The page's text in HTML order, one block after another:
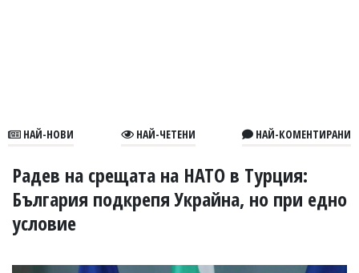
В
УКРАЙНА
СПОРТ
РАЗСЛЕДВАНЕ
БИЗНЕС
НАЙ-НОВИ НАЙ-ЧЕТЕНИ НАЙ-КОМЕНТИРАНИ
Радев на срещата на НАТО в Турция:
България подкрепя Украйна, но при едно
условие